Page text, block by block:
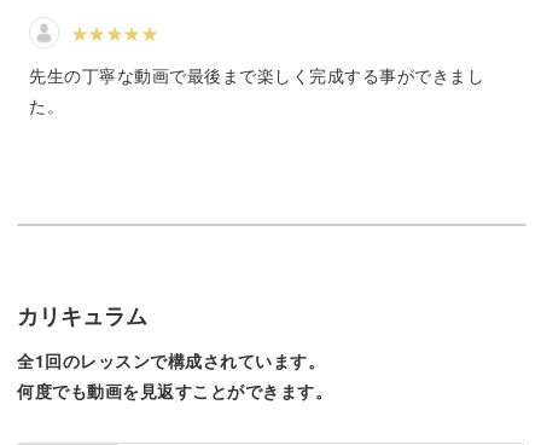
◆うろこ模様を描くときのポイント
◆きれいに盛るための手の動かし方
可愛い猫の描き方やきれいにうろこ模様を描く方法など、
ので、今回の作品はもちろん、今後の作品作りにも活かす
ことができるレッスンです。
先生の丁寧な動画で最後まで楽しく完成する事ができまし
た。
カリキュラム
全1回のレッスンで構成されています。
何度でも動画を見返すことができます。